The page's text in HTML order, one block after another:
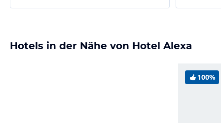
Hotels in der Nähe von Hotel Alexa
100%